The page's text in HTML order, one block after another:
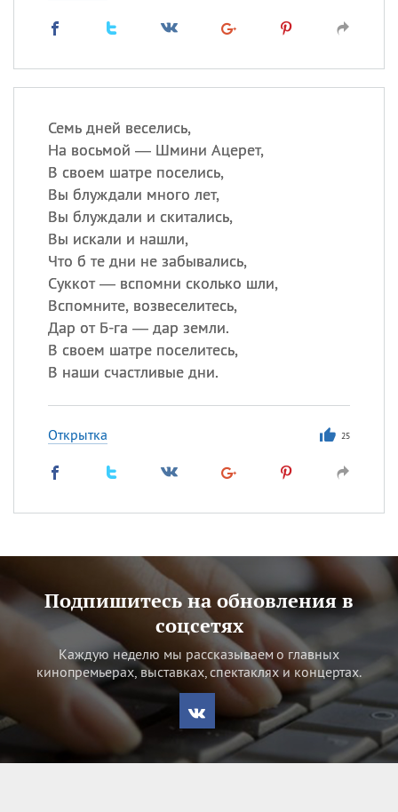
Семь дней веселись,
На восьмой — Шмини Ацерет,
В своем шатре поселись,
Вы блуждали много лет,
Вы блуждали и скитались,
Вы искали и нашли,
Что б те дни не забывались,
Суккот — вспомни сколько шли,
Вспомните, возвеселитесь,
Дар от Б-га — дар земли.
В своем шатре поселитесь,
В наши счастливые дни.
Открытка 25
Подпишитесь на обновления в
соцсетях
Каждую неделю мы рассказываем о главных
кинопремьерах, выставках, спектаклях и концертах.